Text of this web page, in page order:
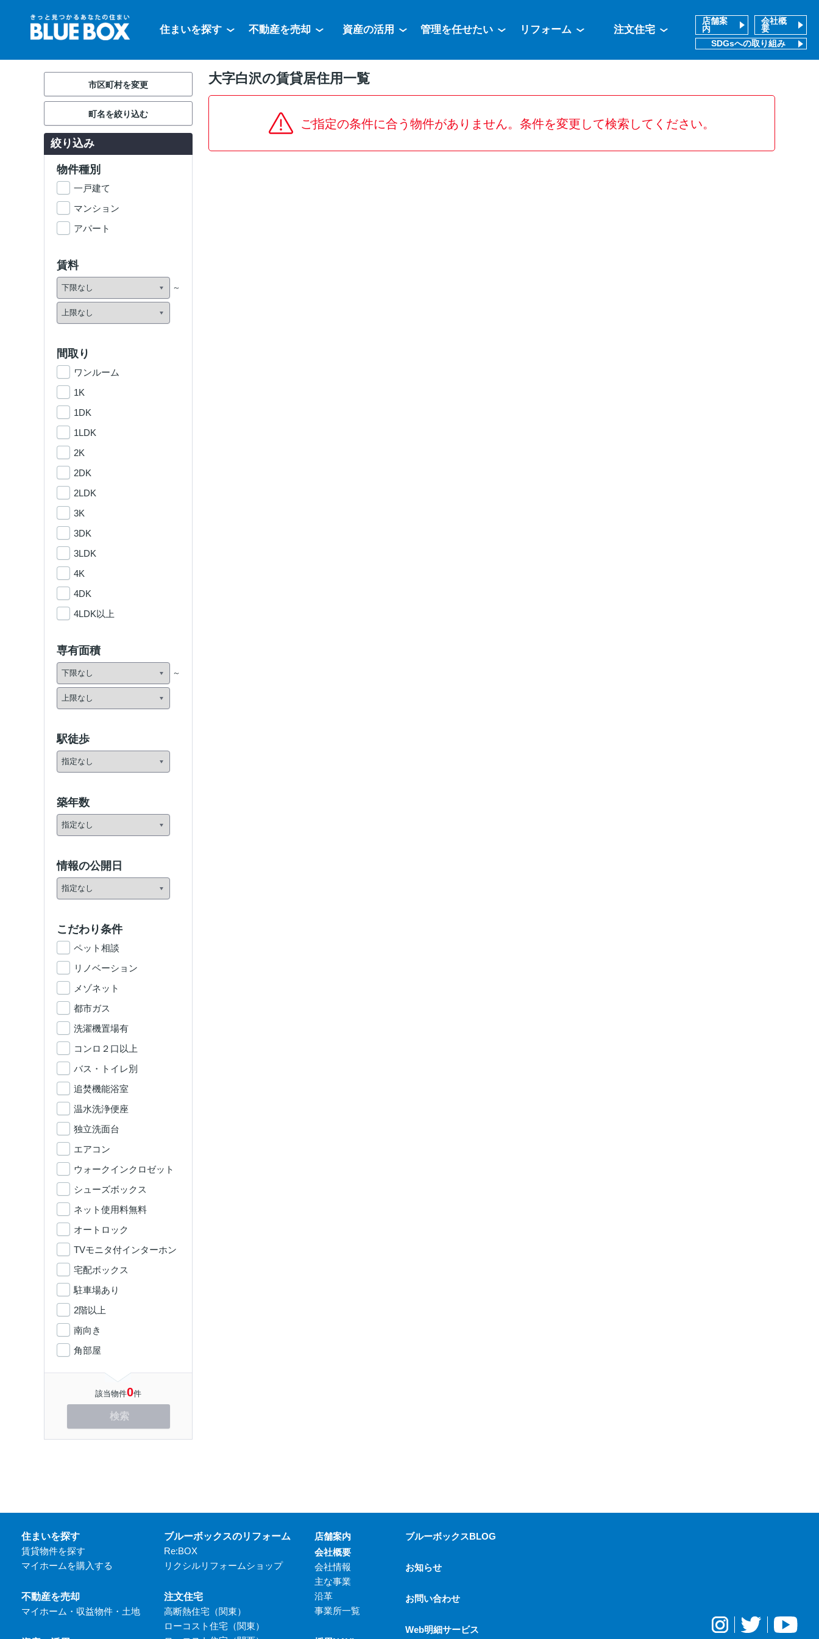
住まいを探す 不動産を売却 資産の活用 管理を任せたい リフォーム 注文住宅
店舗案
内
会社概
要
SDGsへの取り組み
大字白沢の賃貸居住用一覧
ご指定の条件に合う物件がありません。条件を変更して検索してください。
市区町村を変更
町名を絞り込む
絞り込み
物件種別
一戸建て
マンション
アパート
賃料
間取り
ワンルーム
1K
1DK
1LDK
2K
2DK
2LDK
3K
3DK
3LDK
4K
4DK
4LDK以上
専有面積
駅徒歩
築年数
情報の公開日
こだわり条件
ペット相談
リノベーション
メゾネット
都市ガス
洗濯機置場有
コンロ２口以上
バス・トイレ別
追焚機能浴室
温水洗浄便座
独立洗面台
エアコン
ウォークインクロゼット
シューズボックス
ネット使用料無料
オートロック
TVモニタ付インターホン
宅配ボックス
駐車場あり
2階以上
南向き
角部屋
該当物件0件
検索
住まいを探す
賃貸物件を探す
マイホームを購入する
不動産を売却
マイホーム・収益物件・土地
ブルーボックスのリフォーム
Re:BOX
リクシルリフォームショップ
注文住宅
高断熱住宅（関東）
ローコスト住宅（関東）
店舗案内
会社概要
会社情報
主な事業
沿革
事業所一覧
ブルーボックスBLOG
お知らせ
お問い合わせ
Web明細サービス